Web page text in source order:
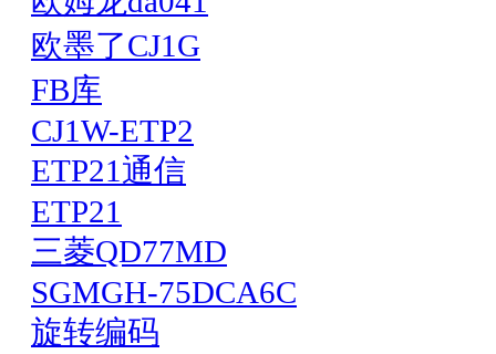
欧墨了CJ1G
FB库
CJ1W-ETP2
ETP21通信
ETP21
三菱QD77MD
SGMGH-75DCA6C
旋转编码